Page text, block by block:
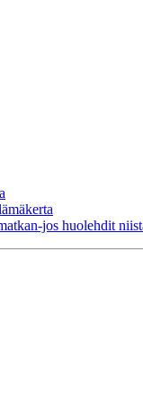
jos huolehdit